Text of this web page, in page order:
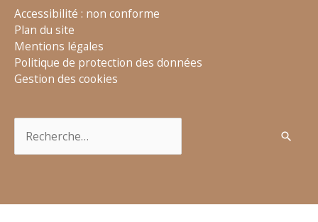
Accessibilité : non conforme
Plan du site
Mentions légales
Politique de protection des données
Gestion des cookies